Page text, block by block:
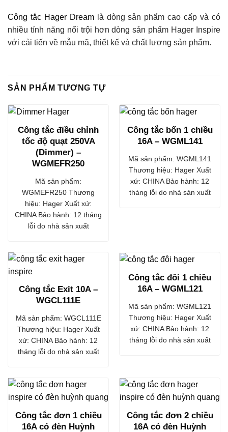
Công tắc Hager Dreamlà dòng sản phẩm cao cấp và có
nhiều tính năng nổi trội hơn dòng sản phẩm Hager Inspire
với cải tiến về mẫu mã, thiết kế và chất lượng sản phẩm.
SẢN PHẨM TƯƠNG TỰ
Công tắc điều chỉnh
tốc độ quạt 250VA
(Dimmer) –
WGMEFR250
Mã sản phẩm:
WGMEFR250 Thương
hiệu: Hager Xuất xứ:
CHINA Bảo hành: 12 tháng
lỗi do nhà sản xuất
Công tắc bốn 1 chiều
16A – WGML141
Mã sản phẩm: WGML141
Thương hiệu: Hager Xuất
xứ: CHINA Bảo hành: 12
tháng lỗi do nhà sản xuất
Công tắc Exit 10A –
WGCL111E
Mã sản phẩm: WGCL111E
Thương hiệu: Hager Xuất
xứ: CHINA Bảo hành: 12
tháng lỗi do nhà sản xuất
Công tắc đôi 1 chiều
16A – WGML121
Mã sản phẩm: WGML121
Thương hiệu: Hager Xuất
xứ: CHINA Bảo hành: 12
tháng lỗi do nhà sản xuất
Công tắc đơn 1 chiều
16A có đèn Huỳnh
Công tắc đơn 2 chiều
16A có đèn Huỳnh